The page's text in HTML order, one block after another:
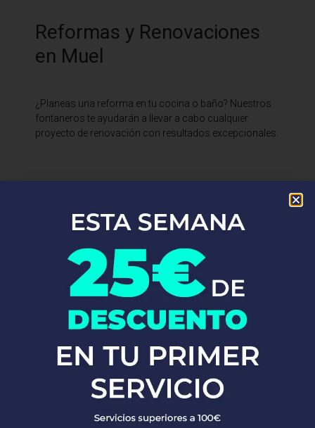
Reformas y Renovaciones
en Muel
¿Planeas una reforma en tu cocina o baño? Nuestros
fontaneros te ayudarán a llevar a cabo cualquier
proyecto de renovación con resultados excepcionales.
En Fontaneros 24h Muel
, brindamos una completa gama de
servicios de fontaneríapara satisfacer todas tus necesidades.
disponibles para asistirte las 24 horas del día, los 7 días de la
semana. A continuación, te mostramos algunos de nuestros
servicios más populares:
PEDIR PRESUPUESTO